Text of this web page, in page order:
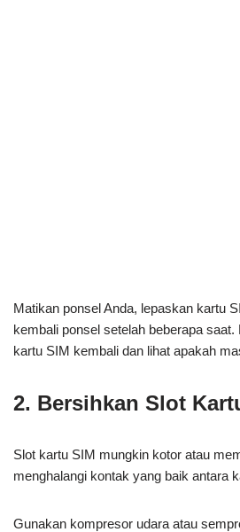
Matikan ponsel Anda, lepaskan kartu
kembali ponsel setelah beberapa
kartu SIM kembali dan lihat apakah
2. Bersihkan Slot
Slot kartu SIM mungkin kotor atau
menghalangi kontak yang baik antara
Gunakan kompresor udara atau